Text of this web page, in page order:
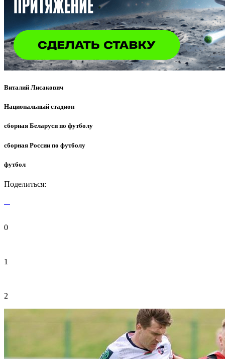
Виталий Лисакович
Национальный стадион
сборная Беларуси по футболу
сборная России по футболу
футбол
Поделиться:
0
1
2